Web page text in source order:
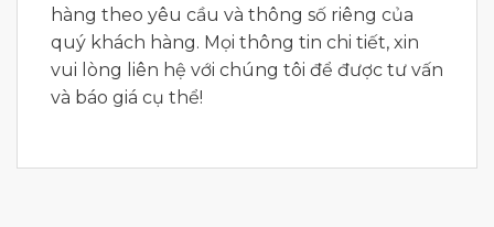
hàng theo yêu cầu và thông số riêng của
quý khách hàng. Mọi thông tin chi tiết, xin
vui lòng liên hệ với chúng tôi để được tư vấn
và báo giá cụ thể!